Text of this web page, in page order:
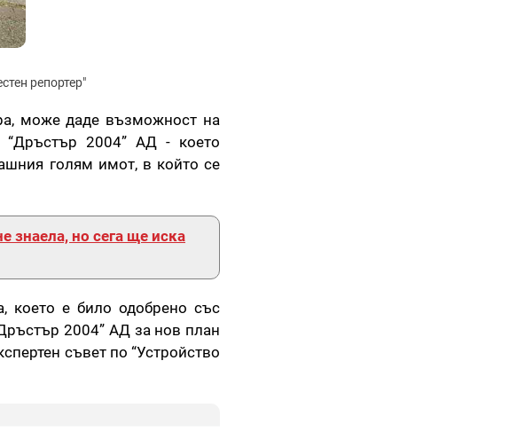
репортер"
може даде възможност на
“Дръстър 2004” АД - което
голям имот, в който се
знаела, но сега ще иска
което е било одобрено със
2004” АД за нов план
съвет по “Устройство